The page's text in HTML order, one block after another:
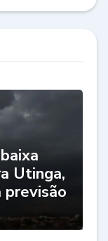
Utinga,
previsão